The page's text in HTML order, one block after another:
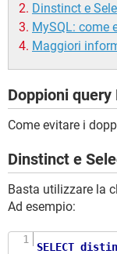
Dinstinct e
MySQL: come
Maggiori
Doppioni query
Come evitare i
Dinstinct e
Basta utilizzare la
Ad esempio:
SELECT